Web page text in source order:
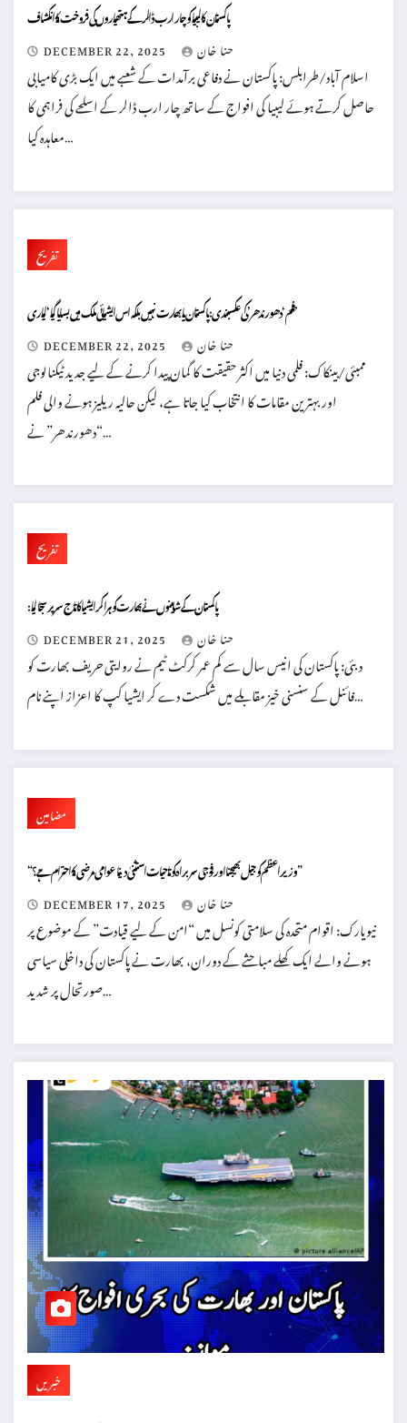
پاکستان کا لیبیا کو چار ارب ڈالر کے ہتھیاروں کی فروخت کا انکشاف
DECEMBER 22, 2025
حنا خان
اسلام آباد/طرابلس: پاکستان نے دفاعی برآمدات کے شعبے میں ایک بڑی کامیابی
حاصل کرتے ہوئے لیبیا کی افواج کے ساتھ چار ارب ڈالر کے اسلحے کی فراہمی کا
معاہدہ کیا…
تفریح
فلم ‘دھورندھر’ کی عکسبندی: پاکستان یا بھارت نہیں بلکہ اس ایشیائی ملک میں بسایا گیا ‘لیاری’
DECEMBER 22, 2025
حنا خان
ممبئی/بینکاک: فلمی دنیا میں اکثر حقیقت کا گمان پیدا کرنے کے لیے جدید ٹیکنالوجی
اور بہترین مقامات کا انتخاب کیا جاتا ہے، لیکن حالیہ ریلیز ہونے والی فلم
“دھورندھر” نے…
تفریح
: پاکستان کے شاہینوں نے بھارت کو ہرا کر ایشیا کا تاج سر پر سجا لیا
DECEMBER 21, 2025
حنا خان
دبئی: پاکستان کی انیس سال سے کم عمر کرکٹ ٹیم نے روایتی حریف بھارت کو
فائنل کے سنسنی خیز مقابلے میں شکست دے کر ایشیا کپ کا اعزاز اپنے نام…
مضامین
“وزیر اعظم کو جیل بھیجنا اور فوجی سربراہ کو تاحیات استثنیٰ دینا عوامی مرضی کا احترام ہے؟”
DECEMBER 17, 2025
حنا خان
نیویارک: اقوام متحدہ کی سلامتی کونسل میں “امن کے لیے قیادت” کے موضوع پر
ہونے والے ایک کھلے مباحثے کے دوران، بھارت نے پاکستان کی داخلی سیاسی
صورتحال پر شدید…
خبریں